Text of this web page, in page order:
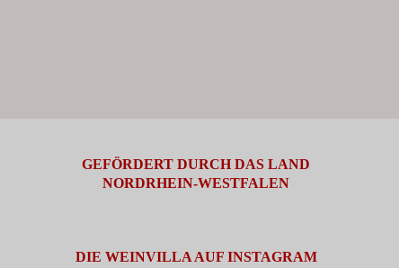
GEFÖRDERT DURCH DAS LAND
NORDRHEIN-WESTFALEN
DIE WEINVILLA AUF INSTAGRAM